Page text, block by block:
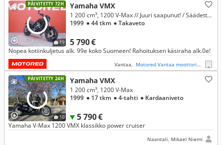
PÄIVITETTY 72H
19
Yamaha VMX
5 790 €
1 200 cm³, 1200 V-Max // Juuri saapunut! / Säädettävät kahvat / Blackwidow slipari / Kaatumaraudat //
1999 ● 44 tkm ● Takaveto
Nopea kotiinkuljetus alk. 99e koko Suomeen! Rahoituksen käsiraha alk.0e!
Vantaa, Motored Vantaa moottoripyörät
PÄIVITETTY 24H
10
Yamaha VMX
5 790 €
1 200 cm³, 1200 V-Max
1999 ● 17 tkm ● 4-tahti ● Kardaaniveto
Yamaha V-Max 1200 VMX klassikko power cruiser
Naantali, Mikael Niemi